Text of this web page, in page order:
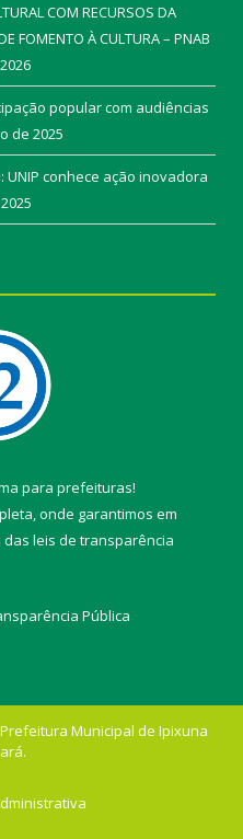
COM RECURSOS DA
FOMENTO À CULTURA – PNAB
popular com audiências
de 2025
conhece ação inovadora
para prefeituras!
onde garantimos em
das leis de transparência
Pública
Municipal de Ipixuna